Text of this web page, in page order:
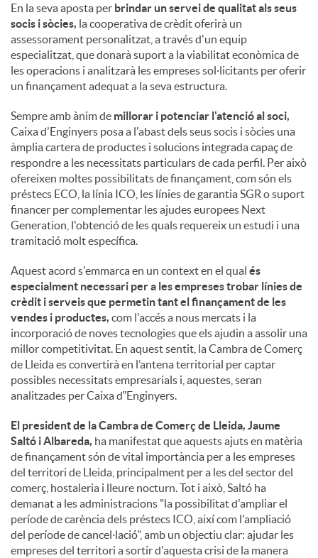
En la seva aposta per brindar un servei de qualitat als seus
socis i sòcies, la cooperativa de crèdit oferirà un
assessorament personalitzat, a través d'un equip
especialitzat, que donarà suport a la viabilitat econòmica de
les operacions i analitzarà les empreses sol·licitants per oferir
un finançament adequat a la seva estructura.
Sempre amb ànim de millorar i potenciar l'atenció al soci,
Caixa d'Enginyers posa a l'abast dels seus socis i sòcies una
àmplia cartera de productes i solucions integrada capaç de
respondre a les necessitats particulars de cada perfil. Per això
ofereixen moltes possibilitats de finançament, com són els
préstecs ECO, la línia ICO, les línies de garantia SGR o suport
financer per complementar les ajudes europees Next
Generation, l'obtenció de les quals requereix un estudi i una
tramitació molt específica.
Aquest acord s'emmarca en un context en el qual és
especialment necessari per a les empreses trobar línies de
crèdit i serveis que permetin tant el finançament de les
vendes i productes, com l'accés a nous mercats i la
incorporació de noves tecnologies que els ajudin a assolir una
millor competitivitat. En aquest sentit, la Cambra de Comerç
de Lleida es convertirà en l’antena territorial per captar
possibles necessitats empresarials i, aquestes, seran
analitzades per Caixa d‟Enginyers.
El president de la Cambra de Comerç de Lleida, Jaume
Saltó i Albareda, ha manifestat que aquests ajuts en matèria
de finançament són de vital importància per a les empreses
del territori de Lleida, principalment per a les del sector del
comerç, hostaleria i lleure nocturn. Tot i això, Saltó ha
demanat a les administracions "la possibilitat d'ampliar el
període de carència dels préstecs ICO, així com l'ampliació
del període de cancel·lació", amb un objectiu clar: ajudar les
empreses del territori a sortir d'aquesta crisi de la manera